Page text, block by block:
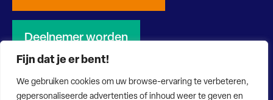
Fijn dat je er bent!
We gebruiken cookies om uw browse-ervaring te verbeteren,
gepersonaliseerde advertenties of inhoud weer te geven en
Deelnemer worden